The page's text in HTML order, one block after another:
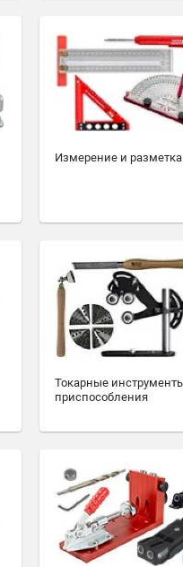
Измерение и разметка
Токарные
приспособления